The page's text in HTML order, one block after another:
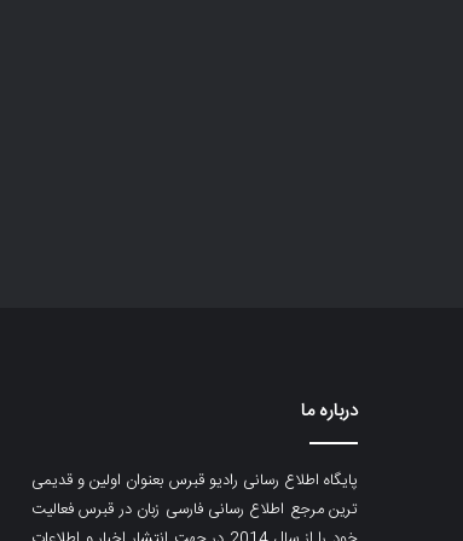
درباره ما
پایگاه اطلاع رسانی رادیو قبرس بعنوان اولین و قدیمی
ترین مرجع اطلاع رسانی فارسی زبان در قبرس فعالیت